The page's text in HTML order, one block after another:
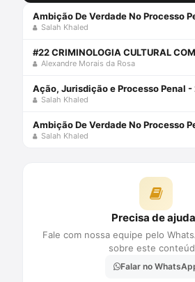
Salah Khaled
Alexandre Morais da Rosa
Salah Khaled
Salah Khaled
Precisa de
Fale com nossa equipe pelo
sobre este
Falar no